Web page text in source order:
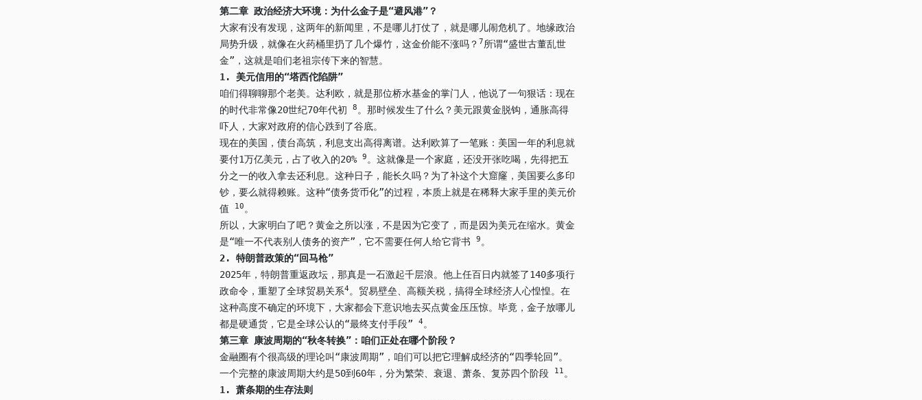
第二章 政治经济大环境：为什么金子是“避风港”？
大家有没有发现，这两年的新闻里，不是哪儿打仗了，就是哪儿闹危机了。地缘政治
局势升级，就像在火药桶里扔了几个爆竹，这金价能不涨吗？ 7所谓“盛世古董乱世
金”，这就是咱们老祖宗传下来的智慧。
1.
美元信用的“塔西佗陷阱”
咱们得聊聊那个老美。达利欧，就是那位桥水基金的掌门人，他说了一句狠话：现在
的时代非常像20世纪70年代初
8 。那时候发生了什么？美元跟黄金脱钩，通胀高得
吓人，大家对政府的信心跌到了谷底。
现在的美国，债台高筑，利息支出高得离谱。达利欧算了一笔账：美国一年的利息就
要付1万亿美元，占了收入的20%
9 。这就像是一个家庭，还没开张吃喝，先得把五
分之一的收入拿去还利息。这种日子，能长久吗？为了补这个大窟窿，美国要么多印
钞，要么就得赖账。这种“债务货币化”的过程，本质上就是在稀释大家手里的美元价
值
10 。
所以，大家明白了吧？黄金之所以涨，不是因为它变了，而是因为美元在缩水。黄金
是“唯一不代表别人债务的资产”，它不需要任何人给它背书
9 。
2.
特朗普政策的“回马枪”
2025年，特朗普重返政坛，那真是一石激起千层浪。他上任百日内就签了140多项行
政命令，重塑了全球贸易关系4 。贸易壁垒、高额关税，搞得全球经济人心惶惶。在
这种高度不确定的环境下，大家都会下意识地去买点黄金压压惊。毕竟，金子放哪儿
都是硬通货，它是全球公认的“最终支付手段”
4 。
第三章 康波周期的“秋冬转换”：咱们正处在哪个阶段？
金融圈有个很高级的理论叫“康波周期”，咱们可以把它理解成经济的“四季轮回”。
一个完整的康波周期大约是50到60年，分为繁荣、衰退、萧条、复苏四个阶段
11 。
1.
萧条期的生存法则